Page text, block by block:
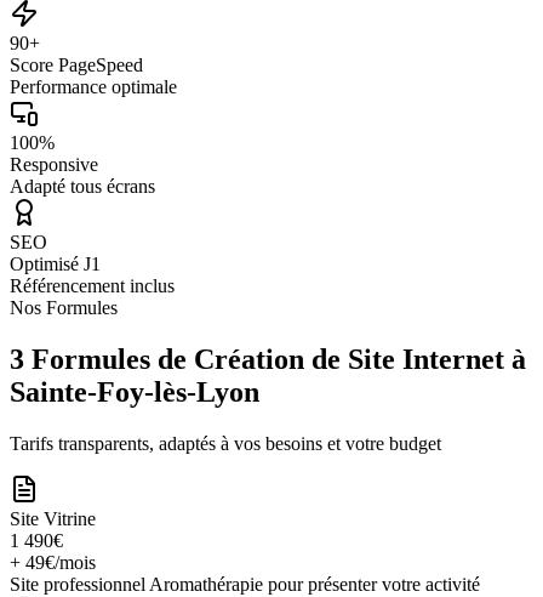
90+
Score PageSpeed
Performance optimale
100%
Responsive
Adapté tous écrans
SEO
Optimisé J1
Référencement inclus
Nos Formules
3 Formules de Création de Site Internet à
Sainte-Foy-lès-Lyon
Tarifs transparents, adaptés à vos besoins et votre budget
Site Vitrine
1 490€
+ 49€/mois
Site professionnel Aromathérapie pour présenter votre activité